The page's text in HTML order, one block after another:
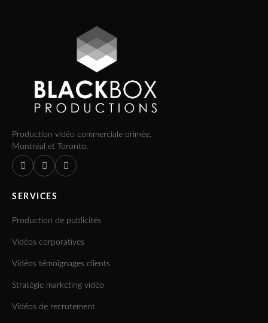
Production vidéo commerciale primée.
Montréal et Toronto.
SERVICES
Production de publicités
Vidéos corporatives
Vidéos témoignages clients
Stratégie marketing vidéo
Vidéos de recrutement